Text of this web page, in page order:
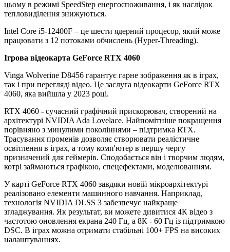
цьому в режимі SpeedStep енергоспоживання, і як наслідок
тепловиділення знижуються.
Intel Core i5-12400F – це шести ядерний процесор, який може
працювати з 12 потоками обчислень (Hyper-Threading).
Ігрова відеокарта GeForce RTX 4060
Vinga Wolverine D8456 гарантує гарне зображення як в іграх,
так і при перегляді відео. Це заслуга відеокарти GeForce RTX
4060, яка вийшла у 2023 році.
RTX 4060 - сучасний графічний прискорювач, створений на
архітектурі NVIDIA Ada Lovelace. Найпомітніше покращення
порівняно з минулими поколіннями – підтримка RTX.
Трасування променів дозволяє створювати реалістичне
освітлення в іграх, а тому комп'ютер в першу чергу
призначений для геймерів. Сподобається він і творчим людям,
котрі займаються графікою, спецефектами, моделюванням.
У карті GeForce RTX 4060 завдяки новій мікроархітектурі
реалізовано елементи машинного навчання. Наприклад,
технологія NVIDIA DLSS 3 забезпечує найкраще
згладжування. Як результат, ви можете дивитися 4К відео з
частотою оновлення екрана 240 Гц, а 8К - 60 Гц із підтримкою
DSC. В іграх можна отримати стабільні 100+ FPS на високих
налаштуваннях.